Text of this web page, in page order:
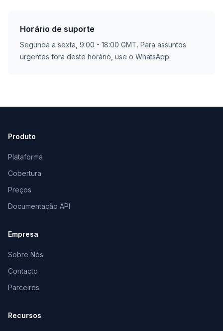
Horário de suporte
Segunda a sexta, 9:00 - 18:00 GMT. Para assuntos
urgentes fora deste horário, use o WhatsApp.
Produto
Plataforma
Cobertura
Preços
Documentação API
Empresa
Sobre Nós
Contacto
Parceiros
Recursos